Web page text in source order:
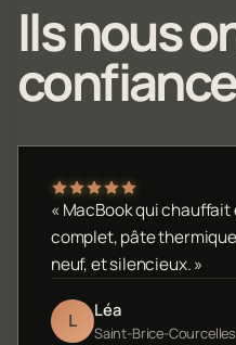
Ils nous
confiance
« MacBook qui
complet, pâte
neuf, et silencieux. »
L Léa
Saint-Brice-